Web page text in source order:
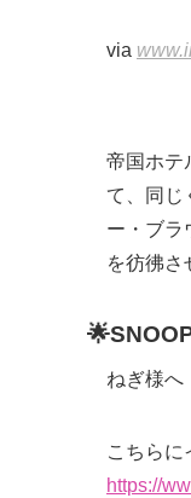
via
帝国ホテ
て、同じ
ー・ブラ
を彷彿さ
ねぎ様へ
こちらに
https://